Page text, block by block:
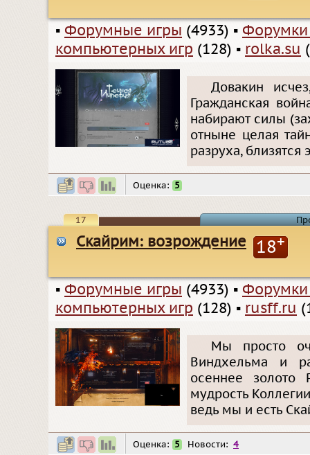
▪ Форумные игры (4933) ▪
компьютерных игр (128) ▪ rolka.su
Довакин
Гражданская
набирают силы
отныне целая
разруха, близятся
Оценка: 5
17
Скайрим: возрождение 18+
▪ Форумные игры (4933) ▪
компьютерных игр (128) ▪ rusff.ru
Мы просто
Виндхельма и
осеннее золото
мудрость
ведь мы и есть
Оценка: 5 Новости: 4